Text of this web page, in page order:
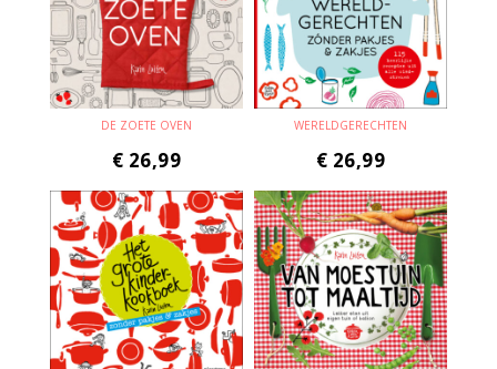
DE ZOETE OVEN
€ 26,99
WERELDGERECHTEN
€ 26,99